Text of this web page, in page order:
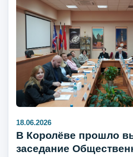
18.06.2026
В Королёве прошло
заседание